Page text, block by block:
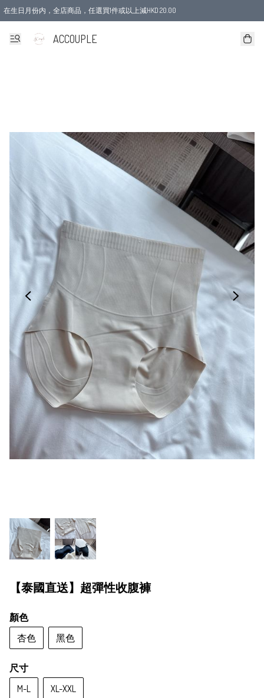
在生日月份内，全店商品，任選買1件或以上減HKD 20.00
ACCOUPLE
【泰國直送】超彈性收腹褲
顏色
杏色
黑色
尺寸
M-L
XL-XXL